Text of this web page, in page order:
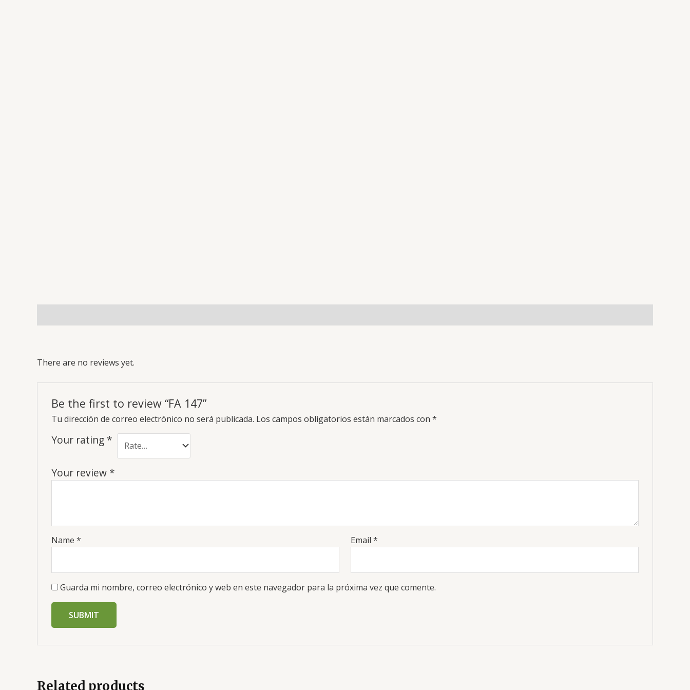
There are no reviews yet.
Be the first to review “FA 147”
Tu dirección de correo electrónico no será publicada. Los campos obligatorios están marcados con *
Your rating *
Your review *
Name * Email*
Guarda mi nombre, correo electrónico y web en este navegador para la próxima vez que comente.
Related products